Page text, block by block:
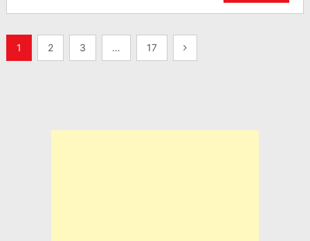
Sidepaginering
1 2 3 … 17